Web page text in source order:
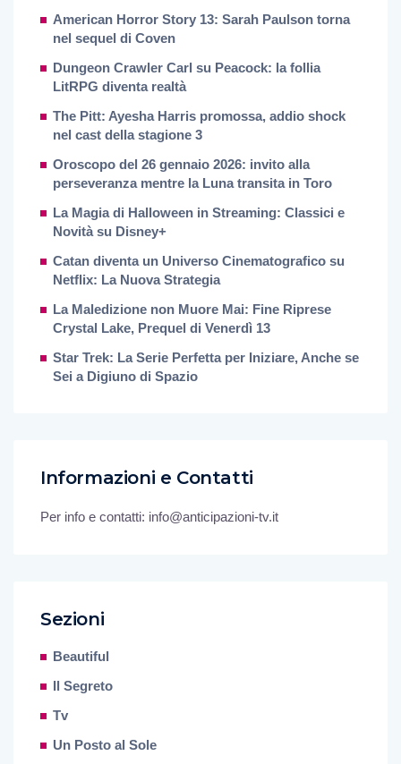
American Horror Story 13: Sarah Paulson torna
nel sequel di Coven
Dungeon Crawler Carl su Peacock: la follia
LitRPG diventa realtà
The Pitt: Ayesha Harris promossa, addio shock
nel cast della stagione 3
Oroscopo del 26 gennaio 2026: invito alla
perseveranza mentre la Luna transita in Toro
La Magia di Halloween in Streaming: Classici e
Novità su Disney+
Catan diventa un Universo Cinematografico su
Netflix: La Nuova Strategia
La Maledizione non Muore Mai: Fine Riprese
Crystal Lake, Prequel di Venerdì 13
Star Trek: La Serie Perfetta per Iniziare, Anche se
Sei a Digiuno di Spazio
Informazioni e Contatti
Per info e contatti: info@anticipazioni-tv.it
Sezioni
Beautiful
Il Segreto
Tv
Un Posto al Sole